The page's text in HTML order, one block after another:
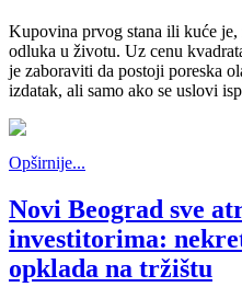
Kupovina prvog stana ili kuće je,
odluka u životu. Uz cenu
je zaboraviti da postoji poreska
izdatak, ali samo ako se uslovi
Opširnije...
Novi Beograd sve
investitorima:
opklada na tržištu